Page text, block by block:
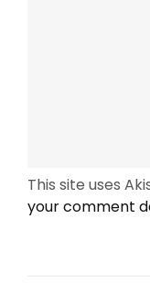
This site uses
your comment